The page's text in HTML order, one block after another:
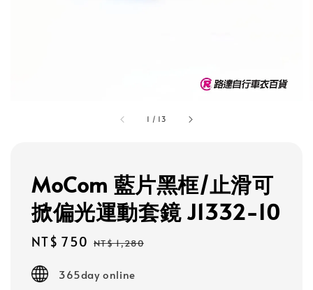
1 / 13
MoCom 藍片黑框/止滑可
掀偏光運動套鏡 J1332-10
Sale
NT$ 750 Regular
NT$ 1,280
365day online